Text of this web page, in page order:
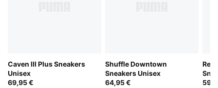
Caven III Plus Sneakers
Unisex
69,95 €
Shuffle Downtown
Sneakers Unisex
64,95 €